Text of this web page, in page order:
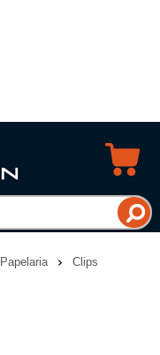
Papelaria Clips